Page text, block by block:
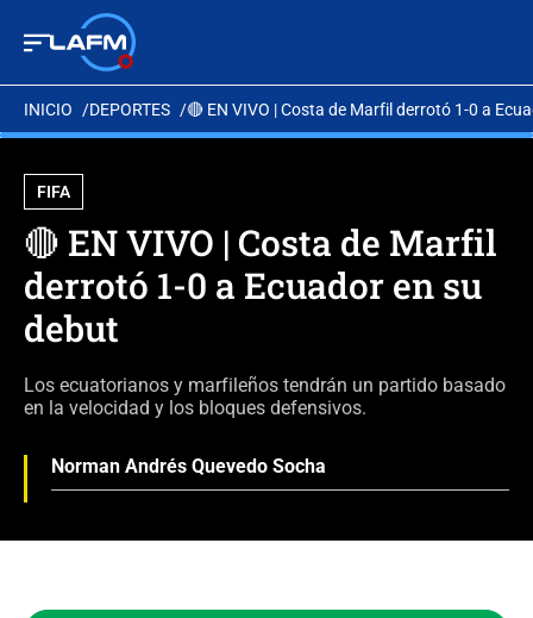
INICIO DEPORTES 🔴 EN VIVO | Costa de Marfil derrotó 1-0 a
FIFA
🔴 EN VIVO | Costa de Marfil
derrotó 1-0 a Ecuador en su
debut
Los ecuatorianos y marfileños tendrán un partido basado
en la velocidad y los bloques defensivos.
Norman Andrés Quevedo Socha